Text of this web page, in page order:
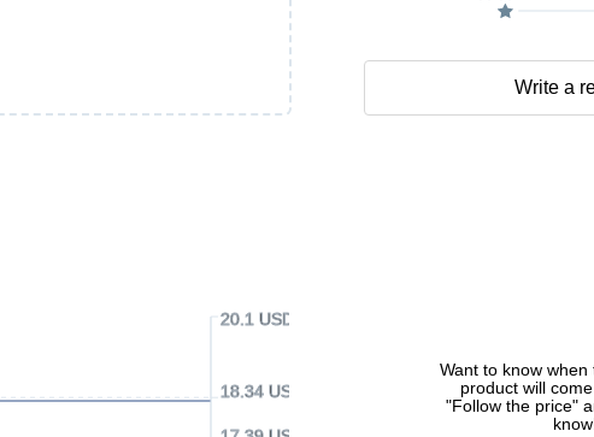
18.34 USD
20.1 USD
Want to know
product will
"Follow the price"
Write a